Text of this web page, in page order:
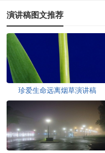
演讲稿图文推荐
珍爱生命远离烟草演讲稿